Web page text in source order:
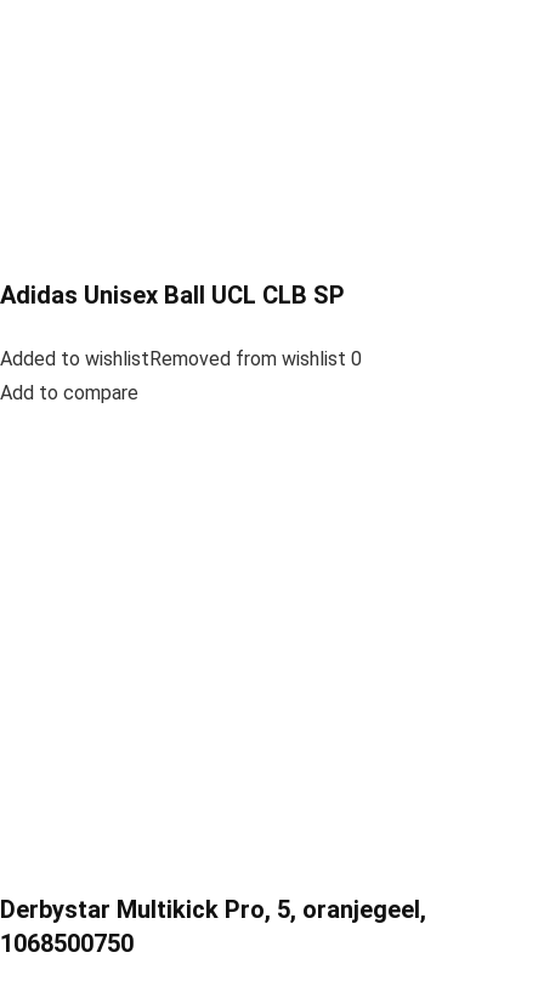
Adidas Unisex Ball UCL CLB SP
Added to wishlistRemoved from wishlist 0
Add to compare
Derbystar Multikick Pro, 5, oranjegeel,
1068500750